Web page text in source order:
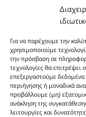
Για να παρέχουμε την
χρησιμοποιούμε
την πρόσβαση σε
τεχνολογίες θα επιτρέψει
επεξεργαστούμε
περιήγησης ή μοναδικά
προβάλλουμε (μη)
ανάκληση της
λειτουργίες και
Alcohol, Glycerin, C12-
Amygdalus Dulcis Oil,
Urea, Polyquaternium-39,